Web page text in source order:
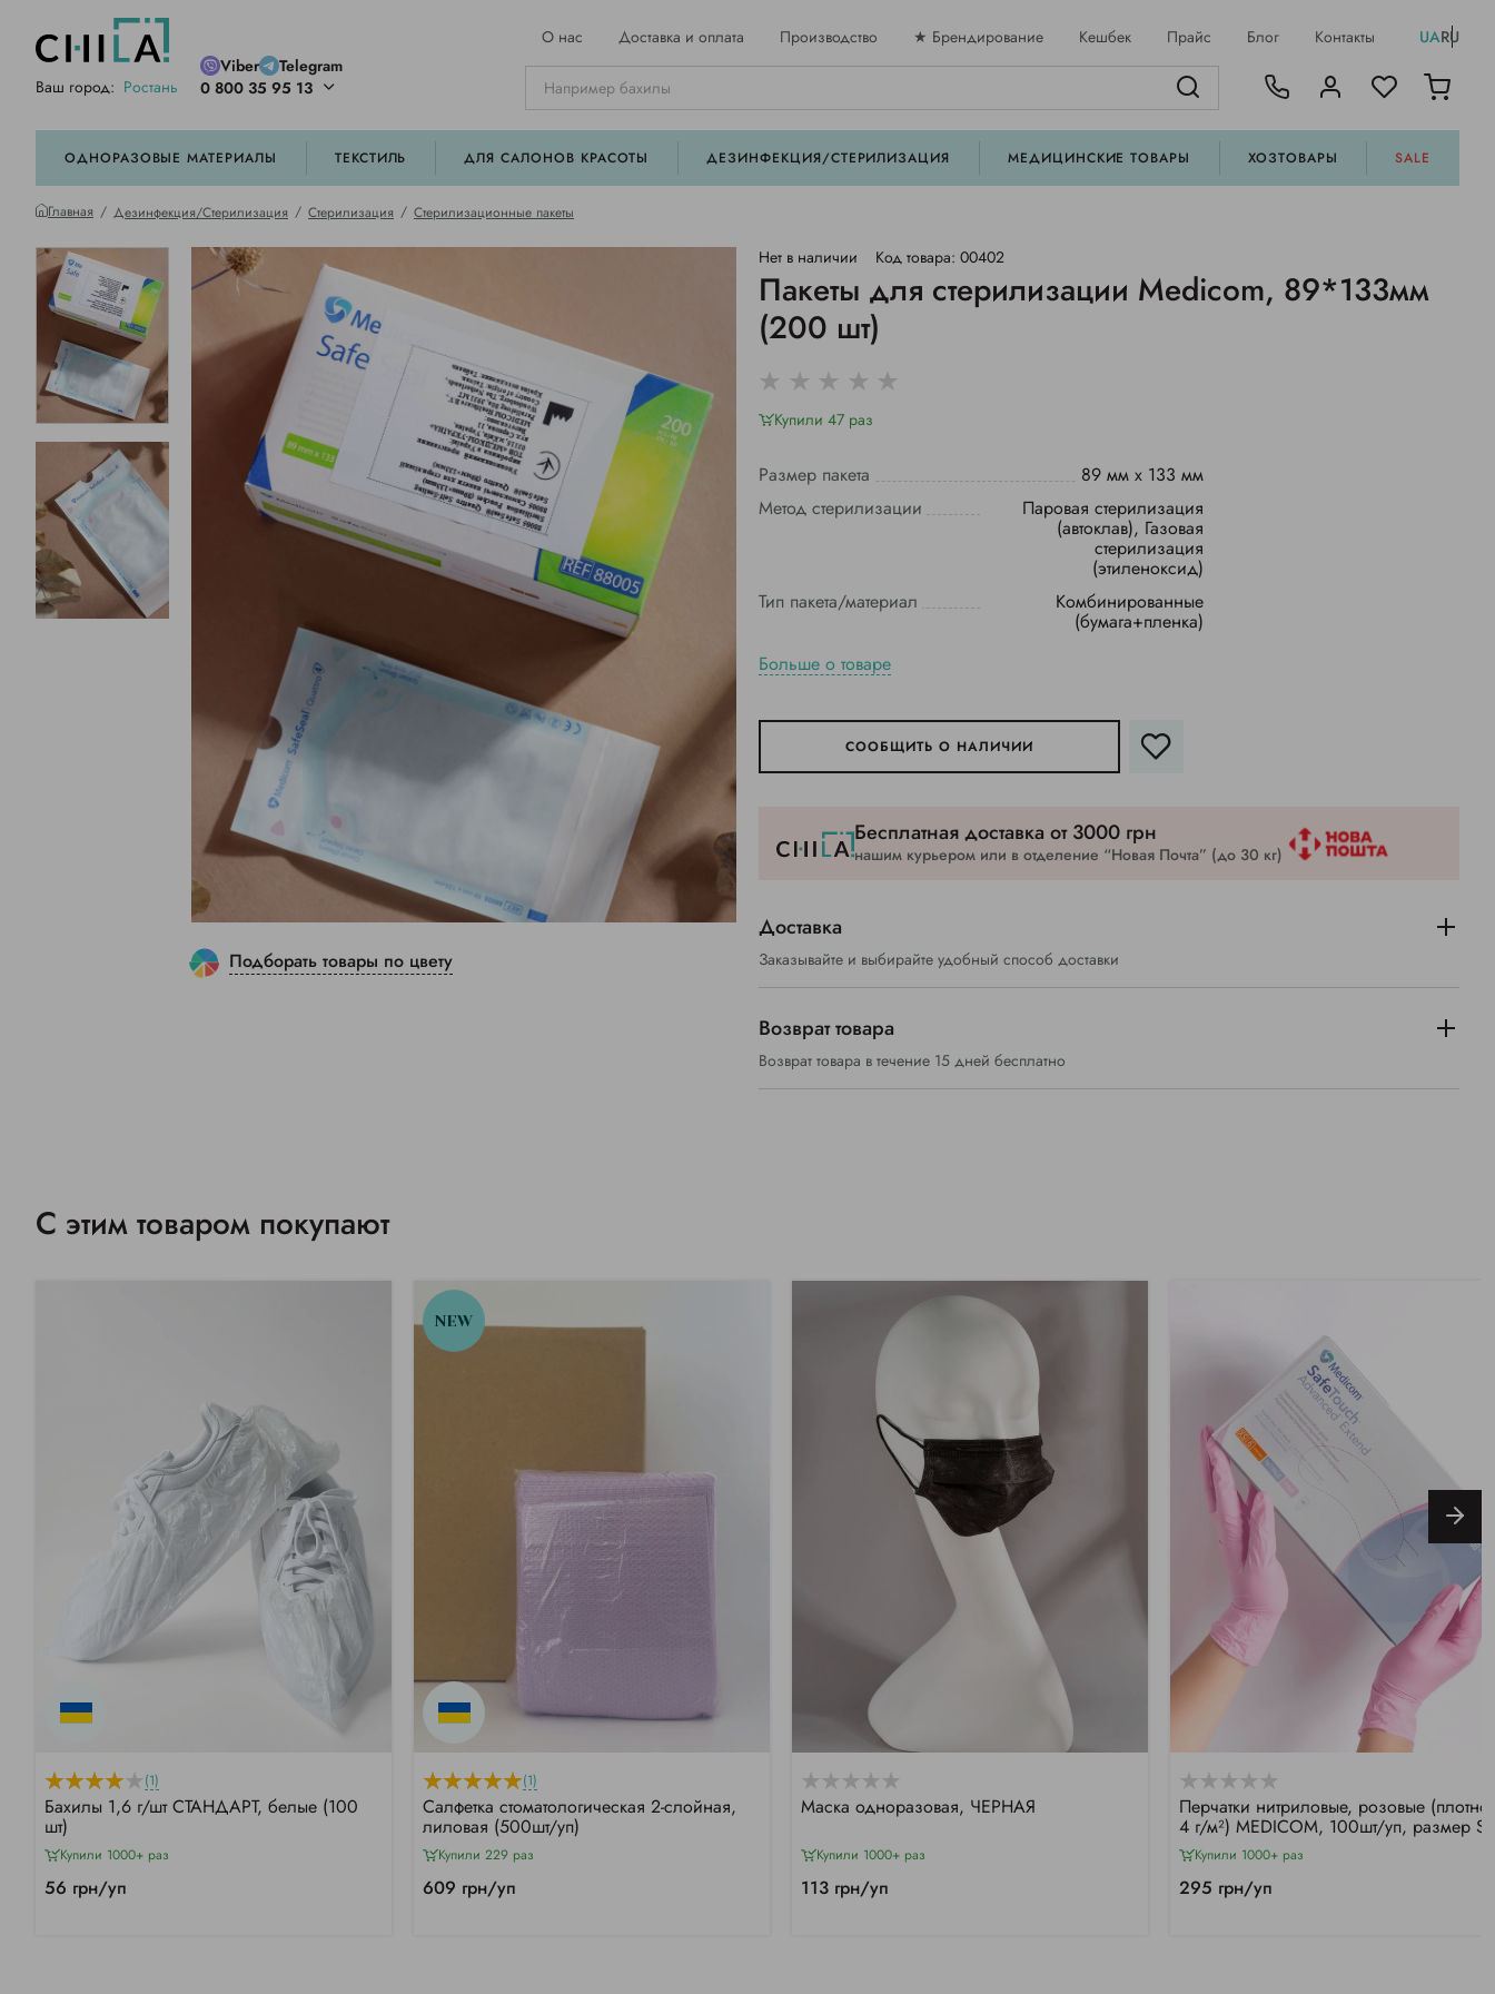
Ваш город: Ростань
Viber
Telegram
0 800 35 95 13
О нас Доставка и оплата Производство ★ Брендирование Кешбек Прайс Блог Контакты UARU
ОДНОРАЗОВЫЕ МАТЕРИАЛЫ ТЕКСТИЛЬ ДЛЯ САЛОНОВ КРАСОТЫ ДЕЗИНФЕКЦИЯ/СТЕРИЛИЗАЦИЯ МЕДИЦИНСКИЕ ТОВАРЫ ХОЗТОВАРЫ SALE
Главная Дезинфекция/Стерилизация Стерилизация Стерилизационные пакеты
Подборать товары по цвету
Нет в наличии Код товара: 00402
Пакеты для стерилизации Medicom, 89*133мм
(200 шт)
Купили 47 раз
Размер пакета
89 мм х 133 мм
Метод стерилизации
Паровая стерилизация
(автоклав), Газовая
стерилизация
(этиленоксид)
Тип пакета/материал
Комбинированные
(бумага+пленка)
Больше о товаре
СООБЩИТЬ О НАЛИЧИИ
Бесплатная доставка от 3000 грн
нашим курьером или в отделение “Новая Почта” (до 30 кг)
Доставка
Заказывайте и выбирайте удобный способ доставки
Возврат товара
Возврат товара в течение 15 дней бесплатно
С этим товаром покупают
(1)
Бахилы 1,6 г/шт СТАНДАРТ, белые (100
шт)
Купили 1000+ раз
56 грн/уп
NEW
(1)
Салфетка стоматологическая 2-слойная,
лиловая (500шт/уп)
Купили 229 раз
609 грн/уп
Маска одноразовая, ЧЕРНАЯ
Купили 1000+ раз
113 грн/уп
Перчатки нитриловые, розовые
4 г/м²) MEDICOM, 100шт/уп, размер S
Купили 1000+ раз
295 грн/уп